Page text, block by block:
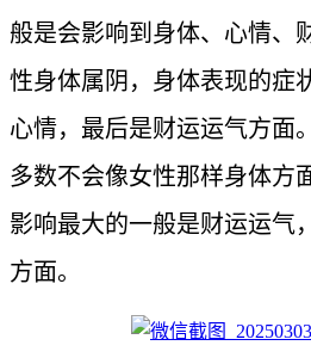
般是会影响到身体、心情、
性身体属阴，身体表现的症
心情，最后是财运运气方面
多数不会像女性那样身体方
影响最大的一般是财运运气
方面。